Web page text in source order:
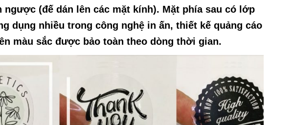
(đế dán lên các mặt kính). Mặt phía sau có lớp
dụng nhiều trong công nghệ in ấn, thiết kế quảng cáo
màu sắc được bảo toàn theo dòng thời gian.